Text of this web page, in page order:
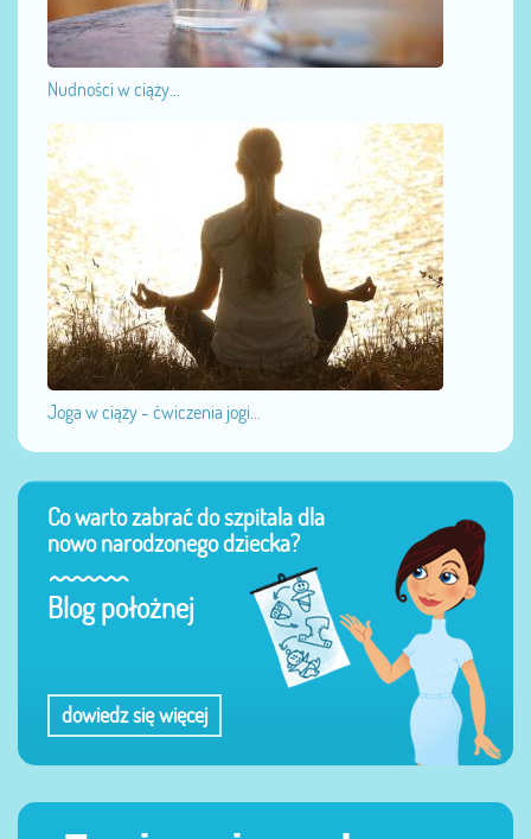
Nudności w ciąży...
Joga w ciąży - ćwiczenia jogi...
Co warto zabrać do szpitala dla
nowo narodzonego dziecka?
Blog położnej
dowiedz się więcej